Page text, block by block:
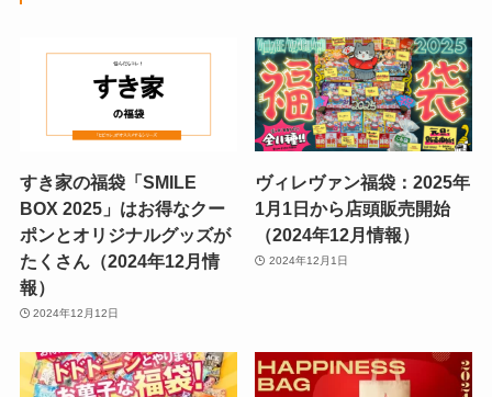
すき家の福袋「SMILE
BOX 2025」はお得なクー
ポンとオリジナルグッズが
たくさん（2024年12月情
報）
2024年12月12日
ヴィレヴァン福袋：2025年
1月1日から店頭販売開始
（2024年12月情報）
2024年12月1日